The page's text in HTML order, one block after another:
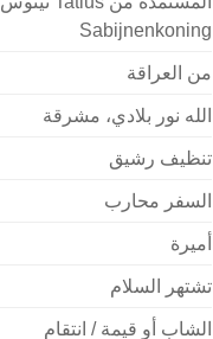
Sabijnenkoning
من العراقة
الله نور بلادي، مشرقة
تنظيف رشيق
السفر محارب
أميرة
تشتهر السلام
الشاب أو قيمة / انتقام